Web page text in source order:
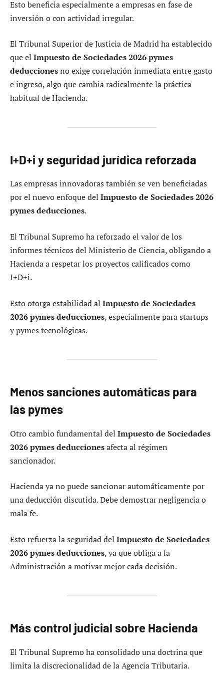
Esto beneficia especialmente a empresas en fase de
inversión o con actividad irregular.
El Tribunal Superior de Justicia de Madrid ha establecido
que el Impuesto de Sociedades 2026 pymes
deduccionesno exige correlación inmediata entre gasto
e ingreso, algo que cambia radicalmente la práctica
habitual de Hacienda.
I+D+i y seguridad jurídica reforzada
Las empresas innovadoras también se ven beneficiadas
por el nuevo enfoque del Impuesto de Sociedades 2026
pymes deducciones.
El Tribunal Supremo ha reforzado el valor de los
informes técnicos del Ministerio de Ciencia, obligando a
Hacienda a respetar los proyectos calificados como
I+D+i.
Esto otorga estabilidad al Impuesto de Sociedades
2026 pymes deducciones, especialmente para startups
y pymes tecnológicas.
Menos sanciones automáticas para
las pymes
Otro cambio fundamental del Impuesto de Sociedades
2026 pymes deduccionesafecta al régimen
sancionador.
Hacienda ya no puede sancionar automáticamente por
una deducción discutida. Debe demostrar negligencia o
mala fe.
Esto refuerza la seguridad del Impuesto de Sociedades
2026 pymes deducciones, ya que obliga a la
Administración a motivar mejor cada decisión.
Más control judicial sobre Hacienda
El Tribunal Supremo ha consolidado una doctrina que
limita la discrecionalidad de la Agencia Tributaria.